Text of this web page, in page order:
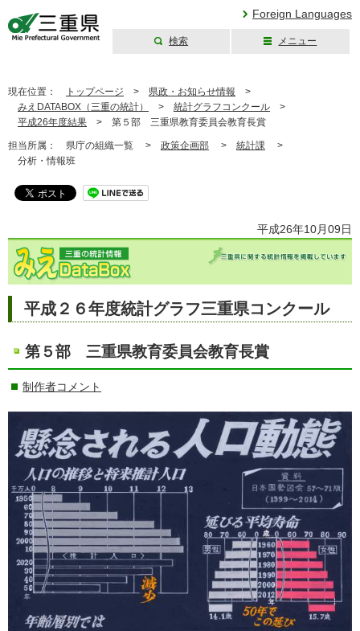
Foreign Languages
検索 メニュー
現在位置： トップページ > 県政・お知らせ情報 >
みえDATABOX（三重の統計）
> 統計グラフコンクール >
平成26年度結果 > 第５部 三重県教育委員会教育長賞
担当所属： 県庁の組織一覧 > 政策企画部 > 統計課 >
分析・情報班
平成26年10月09日
平成２６年度統計グラフ三重県コンクール
第５部 三重県教育委員会教育長賞
制作者コメント